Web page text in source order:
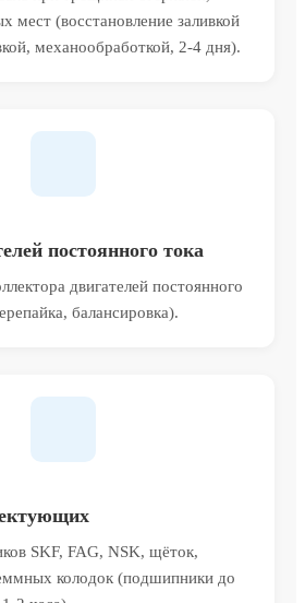
мест (восстановление заливкой
механообработкой, 2-4 дня).
постоянного тока
двигателей постоянного
балансировка).
SKF, FAG, NSK, щёток,
колодок (подшипники до